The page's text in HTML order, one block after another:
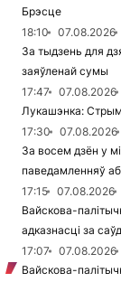
Брэсце
18:10
07.08.2026
За тыдзень для
заяўленай сумы
17:47
07.08.2026
Лукашэнка:
17:30
07.08.2026
За восем дзён у
паведамленняў
17:15
07.08.2026
Вайскова-
адказнасці за
17:07
07.08.2026
Вайскова-